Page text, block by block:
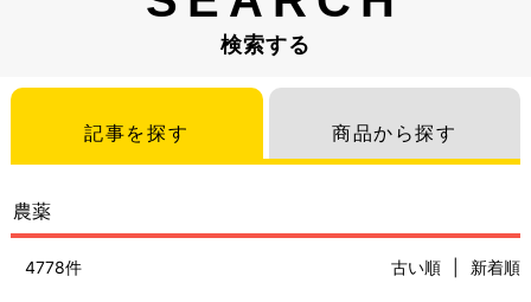
検索する
記事を探す 商品から探す
4778件 古い順 新着順